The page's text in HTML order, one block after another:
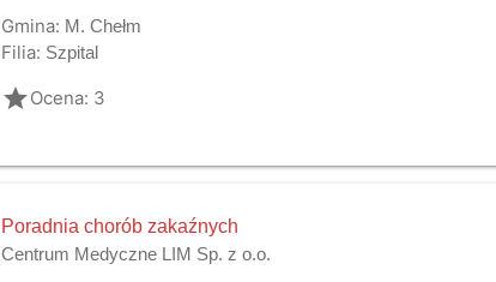
Gmina: M. Chełm
Filia: Szpital
gradeOcena: 3
Poradnia chorób zakaźnych
Centrum Medyczne LIM Sp. z o.o.